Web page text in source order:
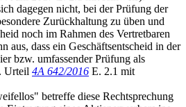
dagegen nicht, bei der Prüfung der
Zurückhaltung zu üben und
noch im Rahmen des Vertretbaren
aus, dass ein Geschäftsentscheid in der
bzw. umfassender Prüfung als
Urteil 4A 642/2016 E. 2.1 mit
betreffe diese Rechtsprechung